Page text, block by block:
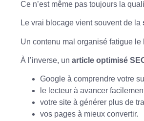
Ce n’est même pas toujours la
Le vrai blocage vient souvent de la
Un contenu mal organisé fatigue
À l’inverse, un article optimisé
Google à comprendre votre
le lecteur à avancer
votre site à générer plus de
vos pages à mieux convertir.